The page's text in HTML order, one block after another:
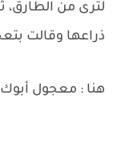
لترى من
ذراعها وقالت
هنا : معجول